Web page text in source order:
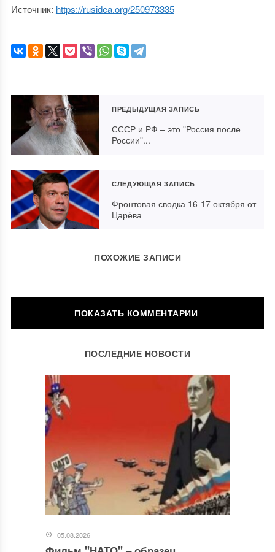
Источник: https://rusidea.org/250973335
ПРЕДЫДУЩАЯ ЗАПИСЬ
СССР и РФ ‒ это "Россия после
России"...
СЛЕДУЮЩАЯ ЗАПИСЬ
Фронтовая сводка 16-17 октября от
Царёва
ПОХОЖИЕ ЗАПИСИ
ОСТАВИТЬ КОММЕНТАРИЙ
Ваш адрес email не будет опубликован. Обязательные поля
Комментарий*
ПОСЛЕДНИЕ НОВОСТИ
05.08.2026